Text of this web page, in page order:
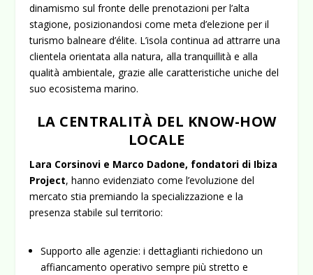
dinamismo sul fronte delle prenotazioni per l’alta
stagione, posizionandosi come meta d’elezione per il
turismo balneare d’élite. L’isola continua ad attrarre una
clientela orientata alla natura, alla tranquillità e alla
qualità ambientale, grazie alle caratteristiche uniche del
suo ecosistema marino.
LA CENTRALITÀ DEL KNOW-HOW
LOCALE
Lara Corsinovi e Marco Dadone, fondatori di Ibiza
Project, hanno evidenziato come l’evoluzione del
mercato stia premiando la specializzazione e la
presenza stabile sul territorio:
Supporto alle agenzie: i dettaglianti richiedono un
affiancamento operativo sempre più stretto e